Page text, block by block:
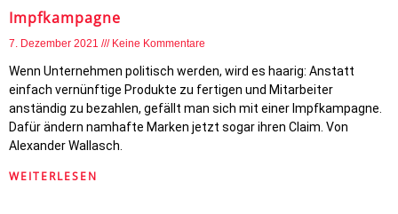
Impfkampagne
7. Dezember 2021 Keine Kommentare
Wenn Unternehmen politisch werden, wird es haarig: Anstatt
einfach vernünftige Produkte zu fertigen und Mitarbeiter
anständig zu bezahlen, gefällt man sich mit einer Impfkampagne.
Dafür ändern namhafte Marken jetzt sogar ihren Claim. Von
Alexander Wallasch.
WEITERLESEN